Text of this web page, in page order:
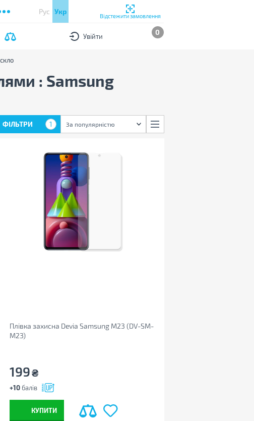
Рус Укр
Відстежити замовлення
Увійти 0
: Samsung
ФІЛЬТРИ 1 За популярністю
Плівка захисна Devia Samsung M23 (DV-SM-
M23)
199₴
+10 балів
КУПИТИ